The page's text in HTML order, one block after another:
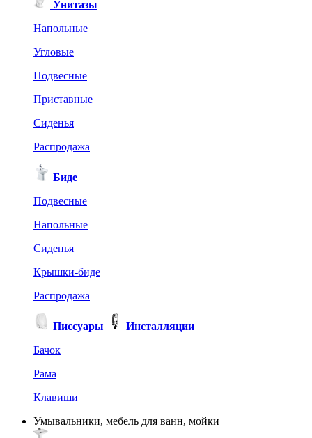
Унитазы
Напольные
Угловые
Подвесные
Приставные
Сиденья
Распродажа
Биде
Подвесные
Напольные
Сиденья
Крышки-биде
Распродажа
Писсуары
Инсталляции
Бачок
Рама
Клавиши
Умывальники, мебель для ванн, мойки